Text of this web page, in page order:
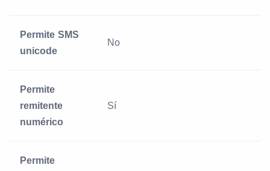
Permite SMS
unicode
No
Permite
remitente
numérico
Sí
Permite